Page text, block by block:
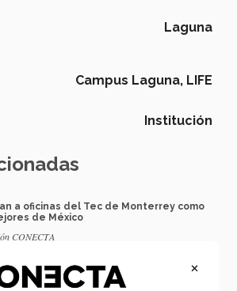
Laguna
Campus Laguna, LIFE
Institución
a oficinas del Tec de Monterrey como
de México
CONECTA
Tec de Monterrey primera
completa con Modelo Tec21
×